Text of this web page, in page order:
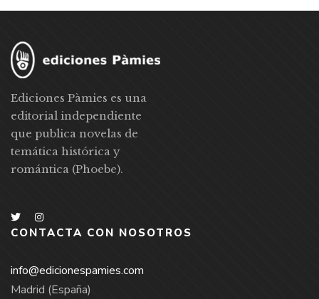
Ediciones Pàmies es una
editorial independiente
que publica novelas de
temática histórica y
romántica (Phoebe).
CONTACTA CON NOSOTROS
info@edicionespamies.com
Madrid (España)